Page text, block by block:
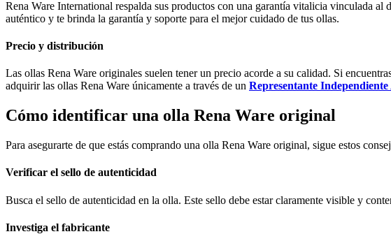
Rena Ware International respalda sus productos con una garantía vitalicia vinculada
auténtico y te brinda la garantía y soporte para el mejor cuidado de tus ollas.
Precio y distribución
Las ollas Rena Ware originales suelen tener un precio acorde a su calidad. Si
adquirir las ollas Rena Ware únicamente a través de un Representante
Cómo identificar una olla Rena Ware original
Para asegurarte de que estás comprando una olla Rena Ware original, sigue estos
Verificar el sello de autenticidad
Busca el sello de autenticidad en la olla. Este sello debe estar claramente visible y
Investiga el fabricante